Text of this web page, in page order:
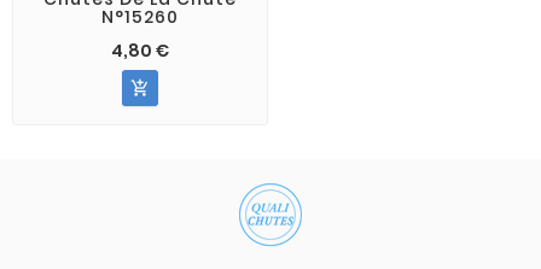
N°15260
4,80 €
